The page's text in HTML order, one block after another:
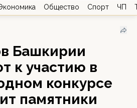
Общество Спорт ЧП
Башкирии
к участию в
конкурсе
памятники